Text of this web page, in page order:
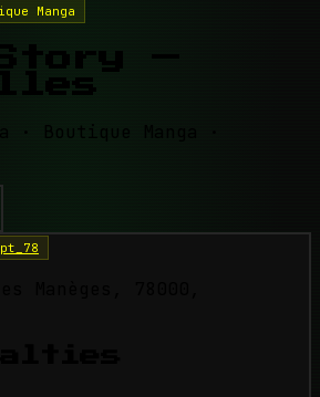
Manga
Story —
· Boutique Manga ·